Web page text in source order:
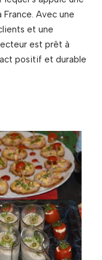
Avec une
et une
est prêt à
positif et durable